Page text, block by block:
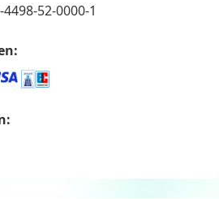
4498-52-0000-1